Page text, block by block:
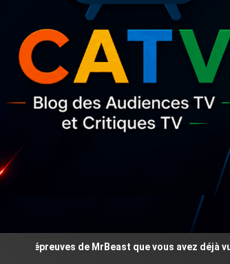
Ces épreuves de MrBeast que vous avez déjà